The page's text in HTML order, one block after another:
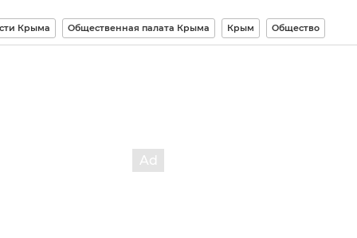
Крыма Общественная палата Крыма Крым Общество